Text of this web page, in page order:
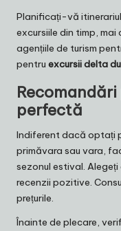
Planificați-vă
excursiile din timp, mai
agențiile de turism
pentru excursii delta
perfectă
Indiferent dacă optați
primăvara sau vara,
sezonul estival. Alegeți
recenzii pozitive.
prețurile.
Înainte de plecare,